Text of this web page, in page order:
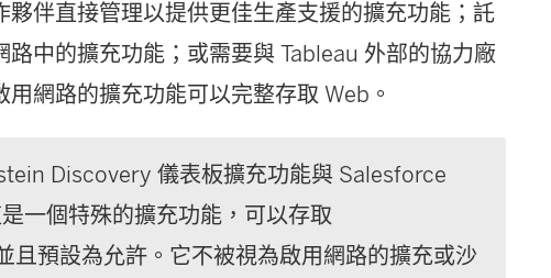
夥伴直接管理以提供更佳生產支援的擴充功能；託
中的擴充功能；或需要與 Tableau 外部的協力廠
網路的擴充功能可以完整存取 Web。
Discovery 儀表板擴充功能與 Salesforce
一個特殊的擴充功能，可以存取
且預設為允許。它不被視為啟用網路的擴充或沙